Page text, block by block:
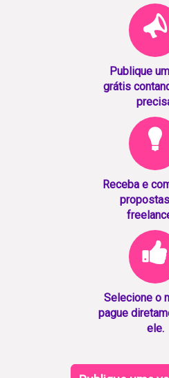
Publique
grátis
Receba e
Selecione o
pague
ele.